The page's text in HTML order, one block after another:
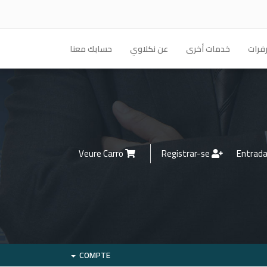
خدمات أخرى عن نكلاوي حسابك معنا
Veure Carro
COMPTE